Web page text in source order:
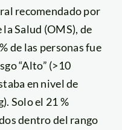
recomendado por
Salud (OMS), de
de las personas fue
“Alto” (>10
en nivel de
Solo el 21 %
dentro del rango